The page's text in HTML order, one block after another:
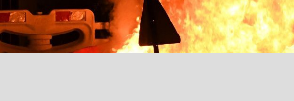
「90%は失敗する。でも…」本田圭佑が初めて明かした日本代表監
終戦から81年